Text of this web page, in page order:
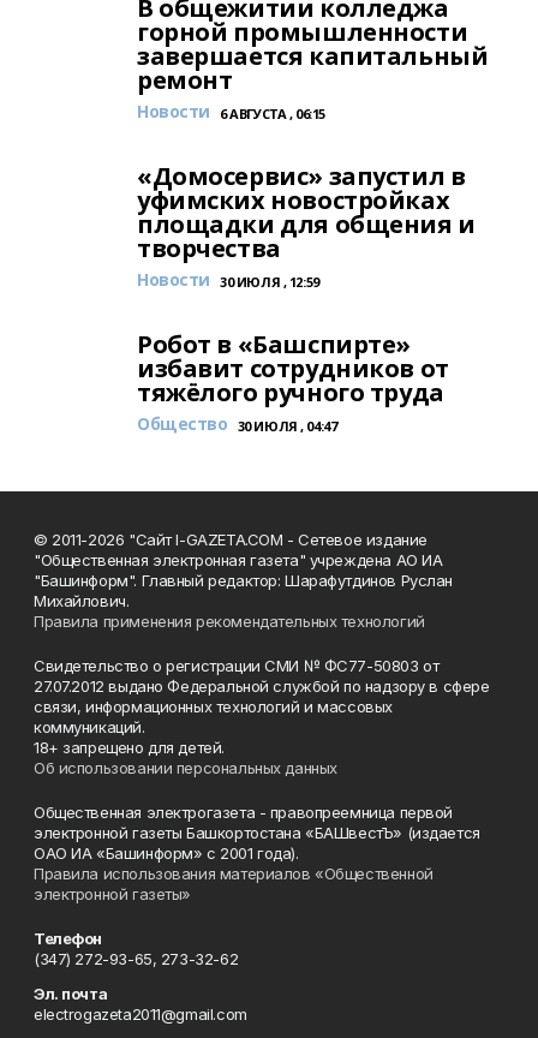
В общежитии колледжа
горной промышленности
завершается капитальный
ремонт
Новости 6 АВГУСТА , 06:15
«Домосервис» запустил в
уфимских новостройках
площадки для общения и
творчества
Новости 30 ИЮЛЯ , 12:59
Робот в «Башспирте»
избавит сотрудников от
тяжёлого ручного труда
Общество 30 ИЮЛЯ , 04:47
© 2011-2026 "Сайт I-GAZETA.COM - Сетевое издание
"Общественная электронная газета" учреждена АО ИА
"Башинформ". Главный редактор: Шарафутдинов Руслан
Михайлович.
Правила применения рекомендательных технологий
Свидетельство о регистрации СМИ № ФС77-50803 от
27.07.2012 выдано Федеральной службой по надзору в сфере
связи, информационных технологий и массовых
коммуникаций.
18+ запрещено для детей.
Об использовании персональных данных
Общественная электрогазета - правопреемница первой
электронной газеты Башкортостана «БАШвестЪ» (издается
ОАО ИА «Башинформ» с 2001 года).
Правила использования материалов «Общественной
электронной газеты»
Телефон
(347) 272-93-65, 273-32-62
Эл. почта
electrogazeta2011@gmail.com